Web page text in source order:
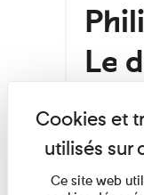
Le
Lecture
Philippe
Lecture
Ce site web